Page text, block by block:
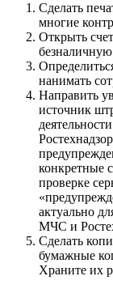
Сделать
многие
Открыть
нанимать
Направить
источник
конкретные
проверке
актуально
МЧС и
Сделать
бумажные
Храните их